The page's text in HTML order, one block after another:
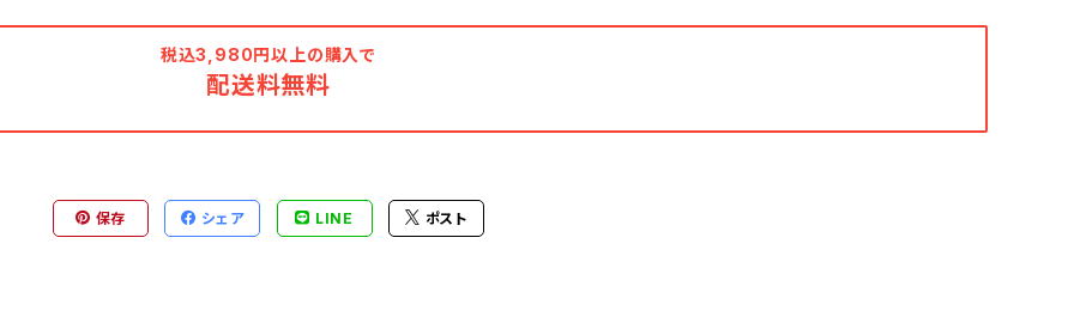
税込3,980円以上の購入で
配送料無料
保存 シェア LINE ポスト